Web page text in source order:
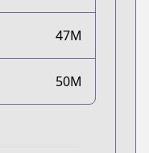
47M
50M